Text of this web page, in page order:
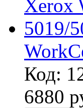
Код:
6880